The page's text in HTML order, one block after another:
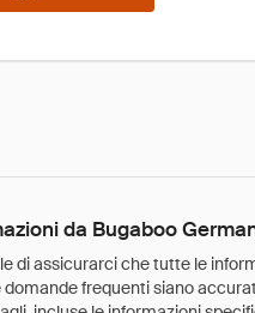
da Bugaboo
di assicurarci che tutte le
domande frequenti siano